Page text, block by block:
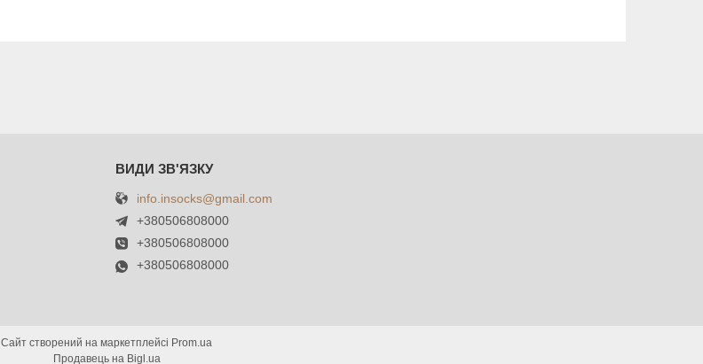
info.insocks@gmail.com
+380506808000
+380506808000
+380506808000
Сайт створений на маркетплейсі Prom.ua
Продавець на Bigl.ua